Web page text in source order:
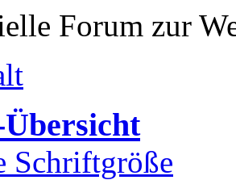
Forum zur
Schriftgröße